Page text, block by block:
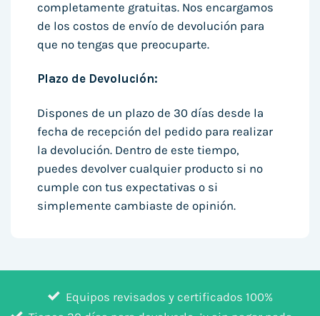
completamente gratuitas. Nos encargamos
de los costos de envío de devolución para
que no tengas que preocuparte.
Plazo de Devolución:
Dispones de un plazo de 30 días desde la
fecha de recepción del pedido para realizar
la devolución. Dentro de este tiempo,
puedes devolver cualquier producto si no
cumple con tus expectativas o si
simplemente cambiaste de opinión.
Equipos revisados y certificados 100%